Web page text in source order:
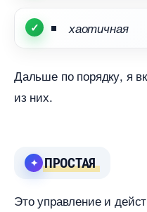
хаотичная
Дальше по порядку, я
из них.
ПРОСТАЯ
Это управление и